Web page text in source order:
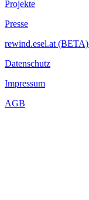
Projekte
Presse
rewind.esel.at (BETA)
Datenschutz
Impressum
AGB